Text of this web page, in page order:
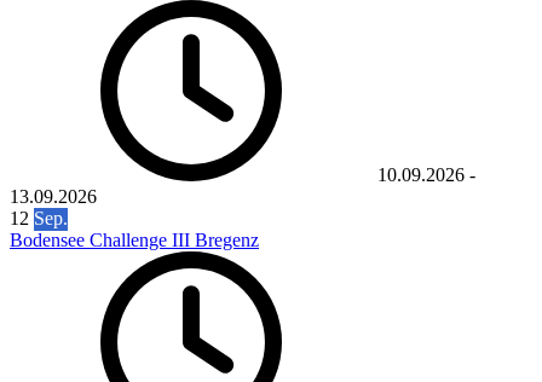
10.09.2026 -
13.09.2026
12 Sep.
Bodensee Challenge III Bregenz